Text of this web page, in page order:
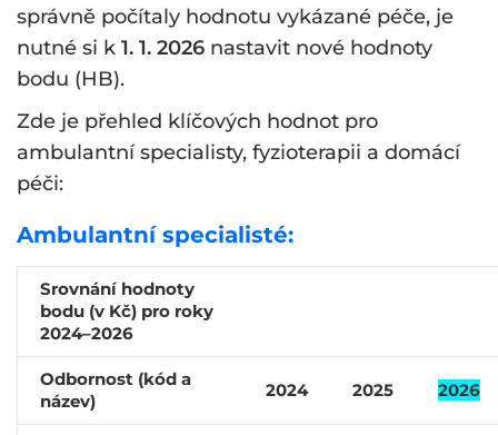
správně počítaly hodnotu vykázané péče, je
nutné si k 1. 1. 2026 nastavit nové hodnoty
bodu (HB).
Zde je přehled klíčových hodnot pro
ambulantní specialisty, fyzioterapii a domácí
péči:
Ambulantní specialisté:
Srovnání hodnoty
bodu (v Kč) pro roky
2024–2026
Odbornost (kód a
název)
2024 2025 2026